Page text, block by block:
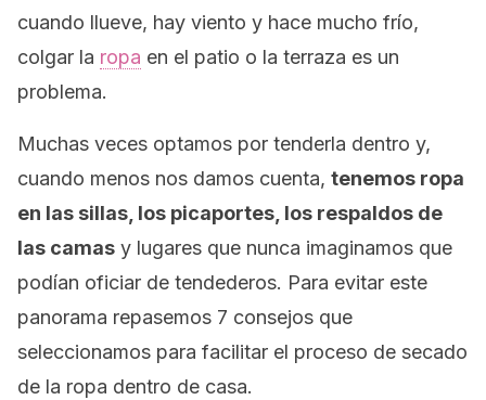
cuando llueve, hay viento y hace mucho frío,
colgar la ropa en el patio o la terraza es un
problema.
Muchas veces optamos por tenderla dentro y,
cuando menos nos damos cuenta, tenemos ropa
en las sillas, los picaportes, los respaldos de
las camas y lugares que nunca imaginamos que
podían oficiar de tendederos. Para evitar este
panorama repasemos 7 consejos que
seleccionamos para facilitar el proceso de secado
de la ropa dentro de casa.